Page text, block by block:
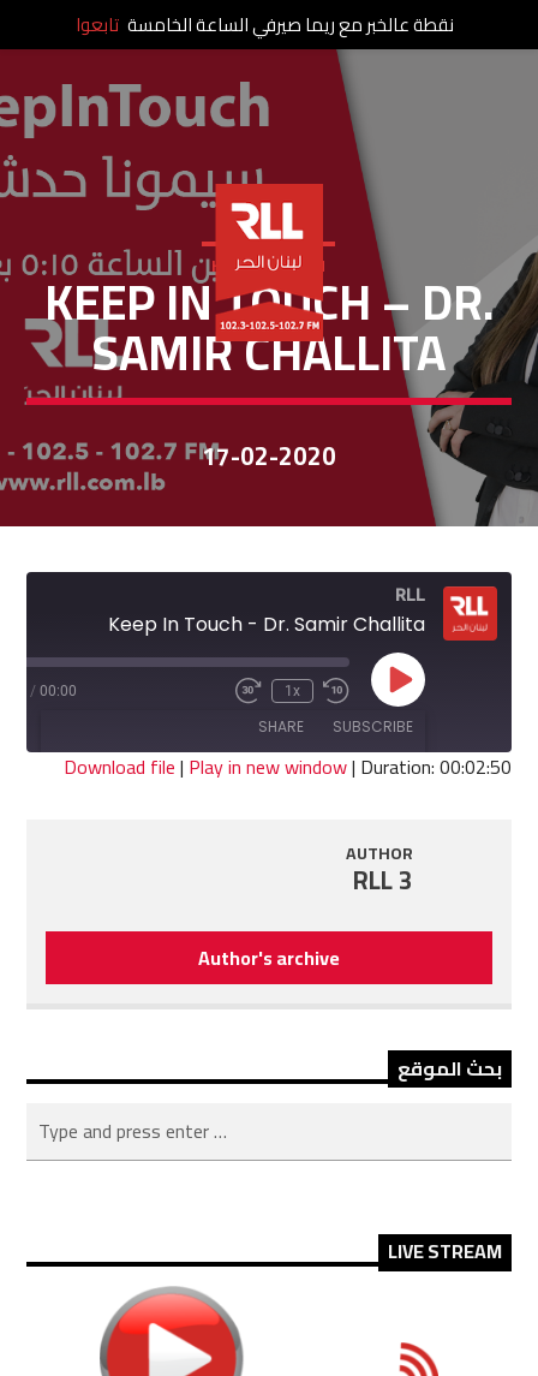
KEEP IN TOUCH
KEEP IN TOUCH – DR.
SAMIR CHALLITA
17-02-2020
RLL
Keep In Touch - Dr. Samir Challita
Play
Episode
Rewind
10
Seconds
1x
Fast
seconds
00:00
/
SUBSCRIBE
SHARE
Download file| Play in new window| Duration: 00:02:50
AUTHOR
RLL 3
Author's archive
بحث الموقع
LIVE STREAM
نقطة عالخبر مع ريما صيرفي الساعة الخامسة تابعوا